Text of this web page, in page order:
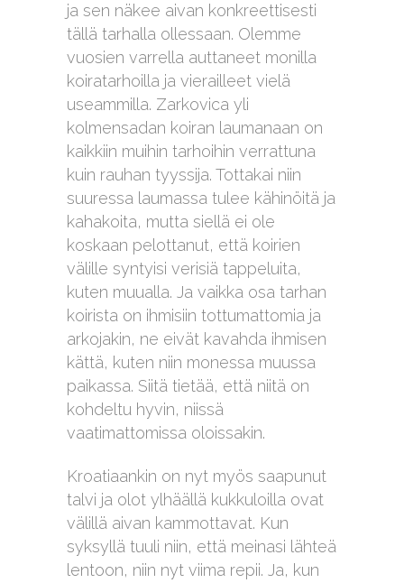
ja sen näkee aivan konkreettisesti
tällä tarhalla ollessaan. Olemme
vuosien varrella auttaneet monilla
koiratarhoilla ja vierailleet vielä
useammilla. Zarkovica yli
kolmensadan koiran laumanaan on
kaikkiin muihin tarhoihin verrattuna
kuin rauhan tyyssija. Tottakai niin
suuressa laumassa tulee kähinöitä ja
kahakoita, mutta siellä ei ole
koskaan pelottanut, että koirien
välille syntyisi verisiä tappeluita,
kuten muualla. Ja vaikka osa tarhan
koirista on ihmisiin tottumattomia ja
arkojakin, ne eivät kavahda ihmisen
kättä, kuten niin monessa muussa
paikassa. Siitä tietää, että niitä on
kohdeltu hyvin, niissä
vaatimattomissa oloissakin.
Kroatiaankin on nyt myös saapunut
talvi ja olot ylhäällä kukkuloilla ovat
välillä aivan kammottavat. Kun
syksyllä tuuli niin, että meinasi lähteä
lentoon, niin nyt viima repii. Ja, kun